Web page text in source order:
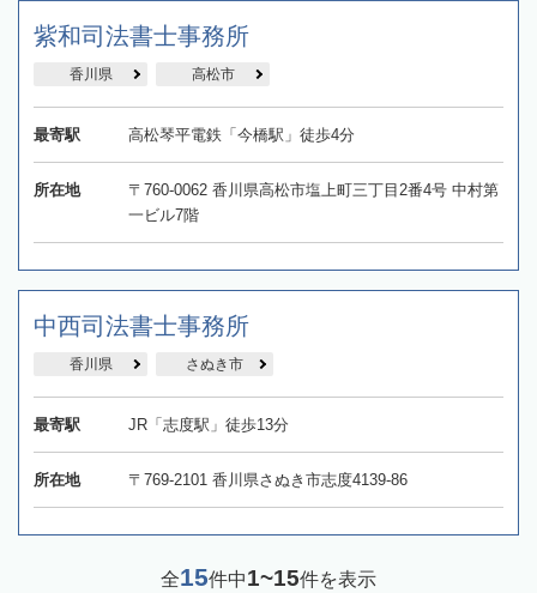
紫和司法書士事務所
香川県 高松市
最寄駅 高松琴平電鉄「今橋駅」徒歩4分
所在地
〒760-0062 香川県高松市塩上町三丁目2番4号 中村第
一ビル7階
中西司法書士事務所
香川県 さぬき市
最寄駅 JR「志度駅」徒歩13分
所在地 〒769-2101 香川県さぬき市志度4139-86
全15件中1~15件を表示